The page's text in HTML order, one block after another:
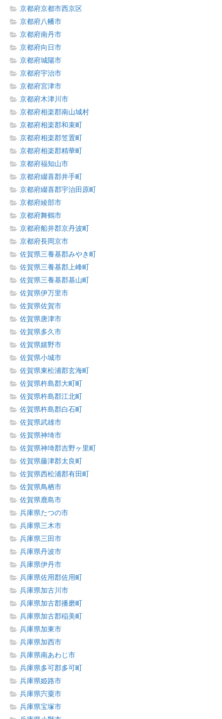
京都府京都市西京区
京都府八幡市
京都府南丹市
京都府向日市
京都府城陽市
京都府宇治市
京都府宮津市
京都府木津川市
京都府相楽郡南山城村
京都府相楽郡和束町
京都府相楽郡笠置町
京都府相楽郡精華町
京都府福知山市
京都府綴喜郡井手町
京都府綴喜郡宇治田原町
京都府綾部市
京都府舞鶴市
京都府船井郡京丹波町
京都府長岡京市
佐賀県三養基郡みやき町
佐賀県三養基郡上峰町
佐賀県三養基郡基山町
佐賀県伊万里市
佐賀県佐賀市
佐賀県唐津市
佐賀県多久市
佐賀県嬉野市
佐賀県小城市
佐賀県東松浦郡玄海町
佐賀県杵島郡大町町
佐賀県杵島郡江北町
佐賀県杵島郡白石町
佐賀県武雄市
佐賀県神埼市
佐賀県神埼郡吉野ヶ里町
佐賀県藤津郡太良町
佐賀県西松浦郡有田町
佐賀県鳥栖市
佐賀県鹿島市
兵庫県たつの市
兵庫県三木市
兵庫県三田市
兵庫県丹波市
兵庫県伊丹市
兵庫県佐用郡佐用町
兵庫県加古川市
兵庫県加古郡播磨町
兵庫県加古郡稲美町
兵庫県加東市
兵庫県加西市
兵庫県南あわじ市
兵庫県多可郡多可町
兵庫県姫路市
兵庫県宍粟市
兵庫県宝塚市